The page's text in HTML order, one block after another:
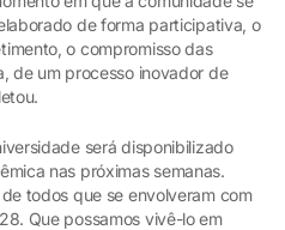
de forma participativa, o
o compromisso das
de um processo inovador de
será disponibilizado
nas próximas semanas.
todos que se envolveram com
Que possamos vivê-lo em